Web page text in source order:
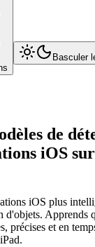
Basculer
de
iOS
iOS plus
d'objets. Apprends
précises et en